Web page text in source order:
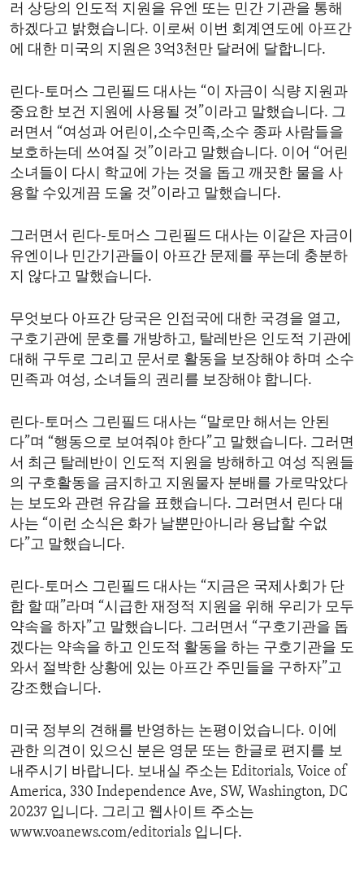
러 상당의 인도적 지원을 유엔 또는 민간 기관을 통해
하겠다고 밝혔습니다. 이로써 이번 회계연도에 아프간
에 대한 미국의 지원은 3억3천만 달러에 달합니다.
린다-토머스 그린필드 대사는 “이 자금이 식량 지원과
중요한 보건 지원에 사용될 것”이라고 말했습니다. 그
러면서 “여성과 어린이,소수민족,소수 종파 사람들을
보호하는데 쓰여질 것”이라고 말했습니다. 이어 “어린
소녀들이 다시 학교에 가는 것을 돕고 깨끗한 물을 사
용할 수있게끔 도울 것”이라고 말했습니다.
그러면서 린다-토머스 그린필드 대사는 이같은 자금이
유엔이나 민간기관들이 아프간 문제를 푸는데 충분하
지 않다고 말했습니다.
무엇보다 아프간 당국은 인접국에 대한 국경을 열고,
구호기관에 문호를 개방하고, 탈레반은 인도적 기관에
대해 구두로 그리고 문서로 활동을 보장해야 하며 소수
민족과 여성, 소녀들의 권리를 보장해야 합니다.
린다-토머스 그린필드 대사는 “말로만 해서는 안된
다”며 “행동으로 보여줘야 한다”고 말했습니다. 그러면
서 최근 탈레반이 인도적 지원을 방해하고 여성 직원들
의 구호활동을 금지하고 지원물자 분배를 가로막았다
는 보도와 관련 유감을 표했습니다. 그러면서 린다 대
사는 “이런 소식은 화가 날뿐만아니라 용납할 수없
다”고 말했습니다.
린다-토머스 그린필드 대사는 “지금은 국제사회가 단
합 할 때”라며 “시급한 재정적 지원을 위해 우리가 모두
약속을 하자”고 말했습니다. 그러면서 “구호기관을 돕
겠다는 약속을 하고 인도적 활동을 하는 구호기관을 도
와서 절박한 상황에 있는 아프간 주민들을 구하자”고
강조했습니다.
미국 정부의 견해를 반영하는 논평이었습니다. 이에
관한 의견이 있으신 분은 영문 또는 한글로 편지를 보
내주시기 바랍니다. 보내실 주소는 Editorials, Voice of
America, 330 Independence Ave, SW, Washington, DC
20237 입니다. 그리고 웹사이트 주소는
www.voanews.com/editorials 입니다.